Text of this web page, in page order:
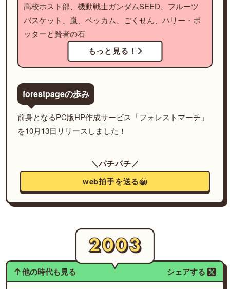
高校ホスト部、機動戦士ガンダムSEED、フルーツ
バスケット、嵐、ベッカム、ごくせん、ハリー・ポ
ッターと賢者の石
もっと見る！
forestpageの歩み
前身となるPC版HP作成サービス「フォレストマーチ」
を10月13日リリースしました！
＼パチパチ／
web拍手を送る
他の時代も見る シェアする